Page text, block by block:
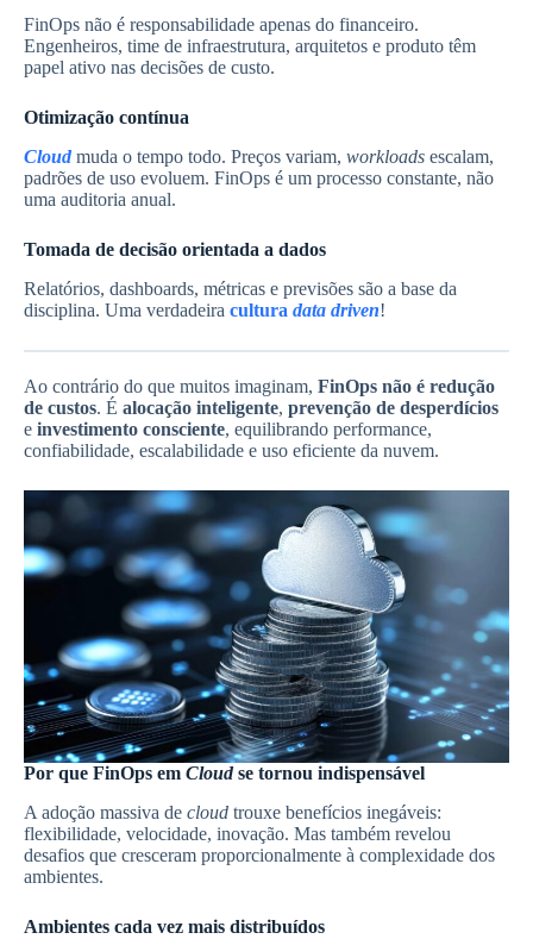
FinOps não é responsabilidade apenas do financeiro.
Engenheiros, time de infraestrutura, arquitetos e produto têm
papel ativo nas decisões de custo.
Otimização contínua
Cloudmuda o tempo todo. Preços variam, workloads escalam,
padrões de uso evoluem. FinOps é um processo constante, não
uma auditoria anual.
Tomada de decisão orientada a dados
Relatórios, dashboards, métricas e previsões são a base da
disciplina. Uma verdadeira cultura data driven!
Ao contrário do que muitos imaginam, FinOps não é redução
de custos. É alocação inteligente, prevenção de desperdícios
e investimento consciente, equilibrando performance,
confiabilidade, escalabilidade e uso eficiente da nuvem.
Por que FinOps em Cloudse tornou indispensável
A adoção massiva de cloud trouxe benefícios inegáveis:
flexibilidade, velocidade, inovação. Mas também revelou
desafios que cresceram proporcionalmente à complexidade dos
ambientes.
Ambientes cada vez mais distribuídos